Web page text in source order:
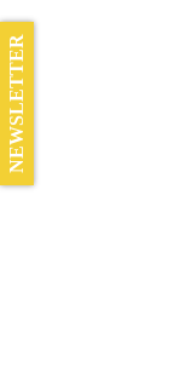
NEWSLETTER